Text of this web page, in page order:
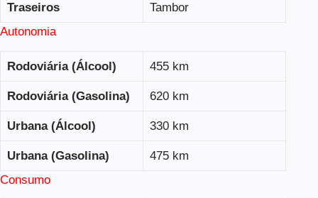
Traseiros
Tambor
Autonomia
Rodoviária (Álcool) 455 km
Rodoviária (Gasolina) 620 km
Urbana (Álcool) 330 km
Urbana (Gasolina)
475 km
Consumo